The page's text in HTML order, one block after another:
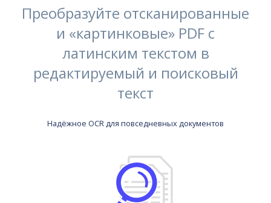
Преобразуйте отсканированные
и «картинковые» PDF с
латинским текстом в
редактируемый и поисковый
текст
Надёжное OCR для повседневных документов